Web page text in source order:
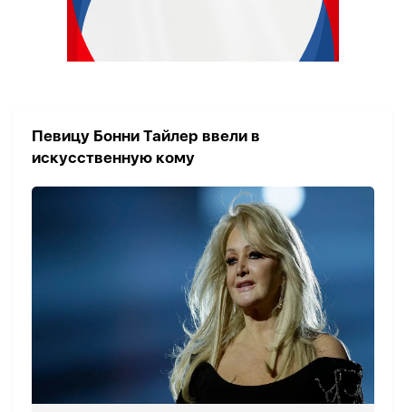
Певицу Бонни Тайлер ввели в
искусственную кому